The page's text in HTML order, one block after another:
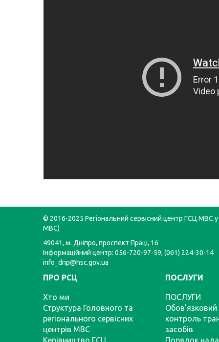
© 2016-2025 Регіональний сервісний центр ГСЦ МВС у
МВС)
49041, м. Дніпро, проспект Праці, 16
Інформаційний центр: 056-720-97-59, (061) 224-30-14
info_dnp@hsc.gov.ua
ПРО РСЦ
Хто ми
Структура Головного та
регіонального сервісних
центрів МВС
Керівництво ГСЦ
ПОСЛУГИ
ПОСЛУГИ
Обов’язковий
контроль
засобів
Порядок